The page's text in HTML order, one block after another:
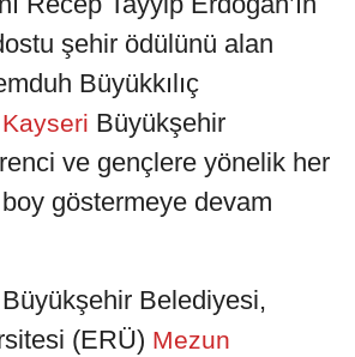
şehir ödülünü alan
Büyükkılıç
Kayseri Büyükşehir
ve gençlere yönelik her
göstermeye devam
Belediyesi,
(ERÜ) Mezun